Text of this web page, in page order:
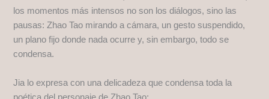
los momentos más intensos no son los diálogos, sino las
pausas: Zhao Tao mirando a cámara, un gesto suspendido,
un plano fijo donde nada ocurre y, sin embargo, todo se
condensa.
Jia lo expresa con una delicadeza que condensa toda la
poética del personaje de Zhao Tao: